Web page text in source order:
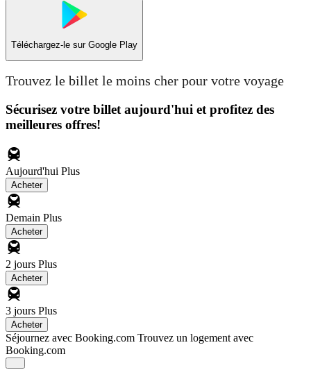
Téléchargez-le sur Google Play
Trouvez le billet le moins cher pour votre voyage
Sécurisez votre billet aujourd'hui et profitez des
meilleures offres!
Aujourd'hui Plus
Acheter
Demain Plus
Acheter
2 jours Plus
Acheter
3 jours Plus
Acheter
Séjournez avec Booking.com Trouvez un logement avec
Booking.com